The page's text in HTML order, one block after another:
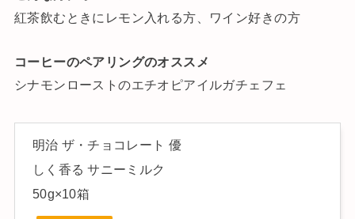
紅茶飲むときにレモン入れる方、ワイン好きの方
コーヒーのペアリングのオススメ
シナモンローストのエチオピアイルガチェフェ
明治 ザ・チョコレート 優
しく香る サニーミルク
50g×10箱